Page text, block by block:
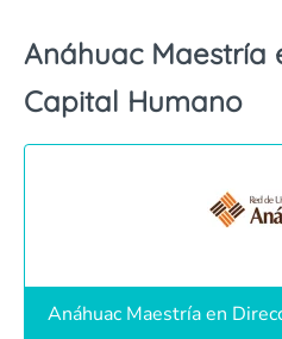
Anáhuac Maestría
Capital Humano
Anáhuac Maestría en